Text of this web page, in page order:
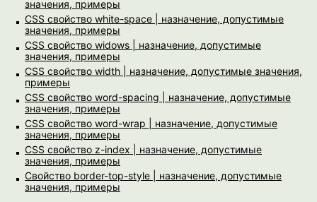
значения, примеры
CSS свойство white-space | назначение, допустимые
значения, примеры
CSS свойство widows | назначение, допустимые
значения, примеры
CSS свойство width | назначение, допустимые значения,
примеры
CSS свойство word-spacing | назначение, допустимые
значения, примеры
CSS свойство word-wrap | назначение, допустимые
значения, примеры
CSS свойство z-index | назначение, допустимые
значения, примеры
Свойство border-top-style | назначение, допустимые
значения, примеры